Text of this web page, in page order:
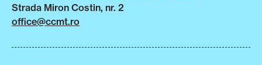
Strada Miron Costin, nr. 2
office@ccmt.ro